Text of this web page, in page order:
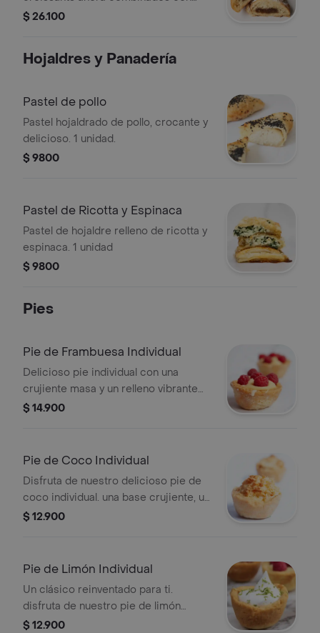
nuestros irresistibles brownies muy
$ 26.100
Hojaldres y Panadería
Pastel de pollo
Pastel hojaldrado de pollo, crocante y
delicioso. 1 unidad.
$ 9800
Pastel de Ricotta y Espinaca
Pastel de hojaldre relleno de ricotta y
espinaca. 1 unidad
$ 9800
Pies
Pie de Frambuesa Individual
Delicioso pie individual con una
crujiente masa y un relleno vibrante
de frambuesas. el equilibrio perfecto
$ 14.900
Pie de Coco Individual
Disfruta de nuestro delicioso pie de
coco individual. una base crujiente, un
relleno cremoso e irresistible de
tu momento dulce!
$ 12.900
Pie de Limón Individual
Un clásico reinventado para ti.
disfruta de nuestro pie de limón
individual con una base de galleta
$ 12.900